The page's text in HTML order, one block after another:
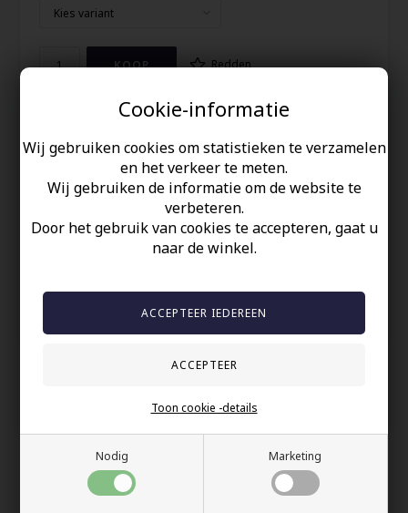
Cookie-informatie
Wij gebruiken cookies om statistieken te verzamelen
en het verkeer te meten.
Wij gebruiken de informatie om de website te
verbeteren.
Door het gebruik van cookies te accepteren, gaat u
naar de winkel.
Nodig Marketing
Toon cookie -details
Redden
Mooie gepolijste edelstalen ring met blauwe CZ steen van
Herenring met de goede stijl.
Anderen gekocht hebben ook